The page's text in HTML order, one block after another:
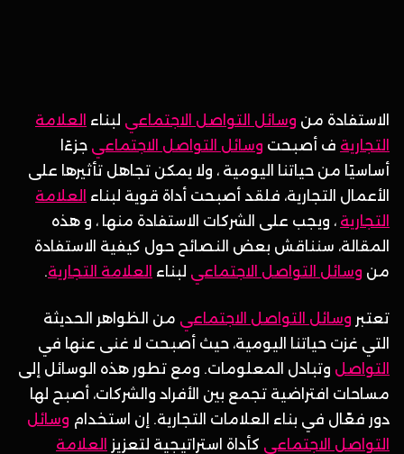
الاستفادة من وسائل التواصل الاجتماعي لبناء العلامة
التجارية ف أصبحت وسائل التواصل الاجتماعي جزءًا
أساسيًا من حياتنا اليومية ، ولا يمكن تجاهل تأثيرها على
الأعمال التجارية، فلقد أصبحت أداة قوية لبناء العلامة
التجارية ، ويجب على الشركات الاستفادة منها ، و هذه
المقالة، سنناقش بعض النصائح حول كيفية الاستفادة
من وسائل التواصل الاجتماعي لبناء العلامة التجارية.
تعتبر وسائل التواصل الاجتماعي من الظواهر الحديثة
التي غزت حياتنا اليومية، حيث أصبحت لا غنى عنها في
التواصل وتبادل المعلومات. ومع تطور هذه الوسائل إلى
مساحات افتراضية تجمع بين الأفراد والشركات، أصبح لها
دور فعّال في بناء العلامات التجارية. إن استخدام وسائل
التواصل الاجتماعي كأداة استراتيجية لتعزيز
العلامة